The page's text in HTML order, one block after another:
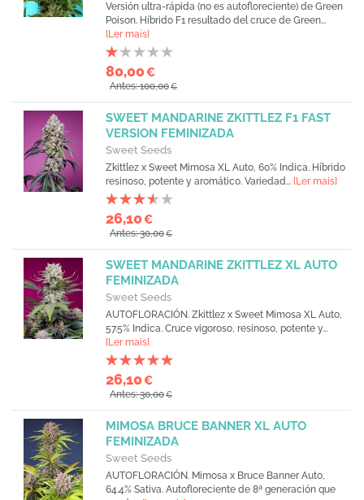
Versión ultra-rápida (no es autofloreciente) de Green
Poison. Híbrido F1 resultado del cruce de Green...
[Ler mais]
80,00€
Antes: 100,00€
SWEET MANDARINE ZKITTLEZ F1 FAST
VERSION FEMINIZADA
Sweet Seeds
Zkittlez x Sweet Mimosa XL Auto, 60% Indica. Híbrido
resinoso, potente y aromático. Variedad... [Ler mais]
26,10€
Antes: 30,00€
SWEET MANDARINE ZKITTLEZ XL AUTO
FEMINIZADA
Sweet Seeds
AUTOFLORACIÓN. Zkittlez x Sweet Mimosa XL Auto,
57.5% Indica. Cruce vigoroso, resinoso, potente y...
[Ler mais]
26,10€
Antes: 30,00€
MIMOSA BRUCE BANNER XL AUTO
FEMINIZADA
Sweet Seeds
AUTOFLORACIÓN. Mimosa x Bruce Banner Auto,
64.4% Sativa. Autofloreciente de 8ª generación que